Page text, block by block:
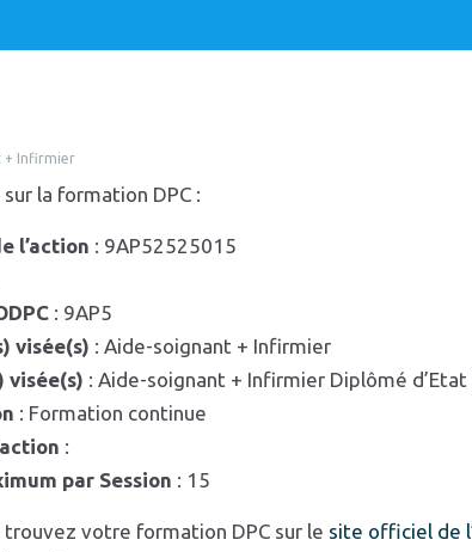
+ Infirmier
la formation DPC :
l’action : 9AP52525015
: 9AP5
visée(s) : Aide-soignant + Infirmier
visée(s) : Aide-soignant + Infirmier Diplômé d’Etat
: Formation continue
:
par Session : 15
votre formation DPC sur le site officiel de